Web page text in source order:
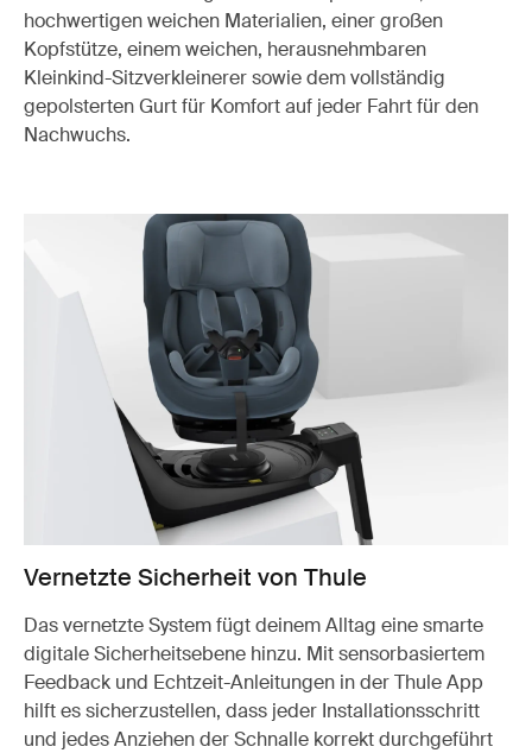
hochwertigen weichen Materialien, einer großen
Kopfstütze, einem weichen, herausnehmbaren
Kleinkind-Sitzverkleinerer sowie dem vollständig
gepolsterten Gurt für Komfort auf jeder Fahrt für den
Nachwuchs.
Vernetzte Sicherheit von Thule
Das vernetzte System fügt deinem Alltag eine smarte
digitale Sicherheitsebene hinzu. Mit sensorbasiertem
Feedback und Echtzeit-Anleitungen in der Thule App
hilft es sicherzustellen, dass jeder Installationsschritt
und jedes Anziehen der Schnalle korrekt durchgeführt